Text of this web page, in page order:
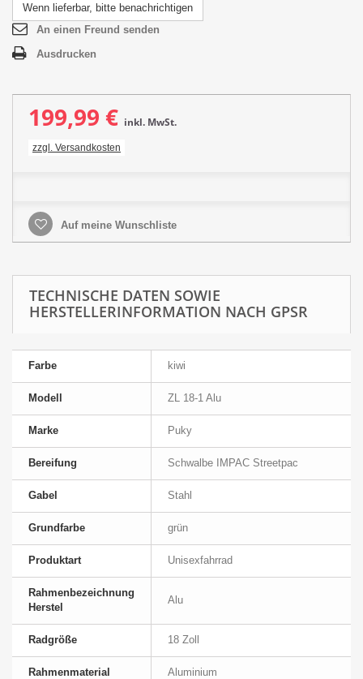
Wenn lieferbar, bitte benachrichtigen
An einen Freund senden
Ausdrucken
199,99 € inkl. MwSt.
zzgl. Versandkosten
Auf meine Wunschliste
TECHNISCHE DATEN SOWIE
HERSTELLERINFORMATION NACH GPSR
Farbe kiwi
Modell ZL 18-1 Alu
Marke Puky
Bereifung Schwalbe IMPAC Streetpac
Gabel Stahl
Grundfarbe grün
Produktart Unisexfahrrad
Rahmenbezeichnung
Herstel
Alu
Radgröße 18 Zoll
Rahmenmaterial Aluminium